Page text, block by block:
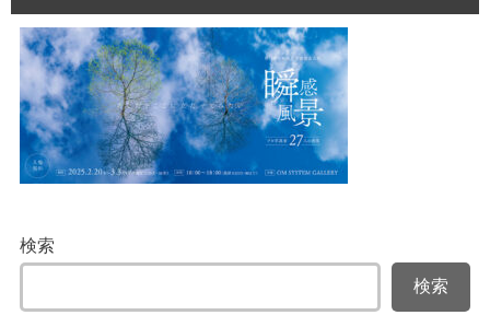
検索
検索